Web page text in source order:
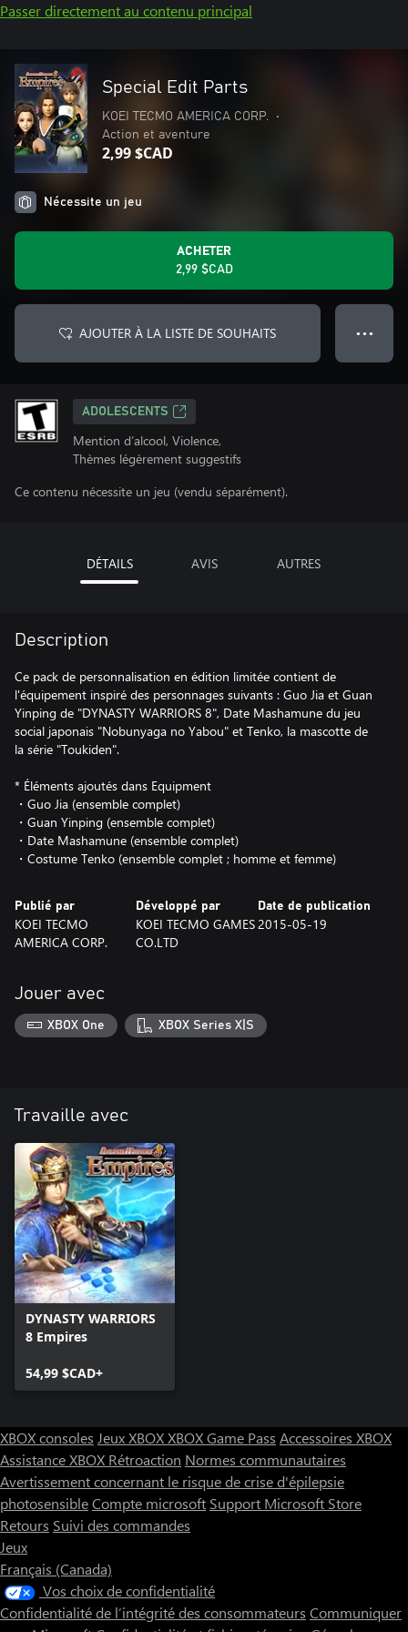
Passer directement au contenu principal
Special Edit Parts
KOEI TECMO AMERICA CORP.
•
Action et aventure
2,99 $CAD
Nécessite un jeu
ACHETER
2,99 $CAD
AJOUTER À LA LISTE DE SOUHAITS ● ● ●
ADOLESCENTS
Mention d’alcool, Violence,
Thèmes légèrement suggestifs
Ce contenu nécessite un jeu (vendu séparément).
DÉTAILS AVIS AUTRES
Description
Ce pack de personnalisation en édition limitée contient de
l'équipement inspiré des personnages suivants : Guo Jia et Guan
Yinping de "DYNASTY WARRIORS 8", Date Mashamune du jeu
social japonais "Nobunyaga no Yabou" et Tenko, la mascotte de
la série "Toukiden".
* Éléments ajoutés dans Equipment
・Guo Jia (ensemble complet)
・Guan Yinping (ensemble complet)
・Date Mashamune (ensemble complet)
・Costume Tenko (ensemble complet ; homme et femme)
Publié par
KOEI TECMO
AMERICA CORP.
Développé par
KOEI TECMO GAMES
CO.LTD
Date de publication
2015-05-19
Jouer avec
XBOX One XBOX Series X|S
Travaille avec
DYNASTY WARRIORS
8 Empires
54,99 $CAD+
XBOX consoles Jeux XBOXXBOX Game Pass Accessoires XBOX
Assistance XBOX Rétroaction Normes communautaires
Avertissement concernant le risque de crise d'épilepsie
photosensibleCompte microsoft Support Microsoft Store
Retours Suivi des commandes
Jeux
Français (Canada)
Vos choix de confidentialité
Confidentialité de l’intégrité des consommateurs Communiquer